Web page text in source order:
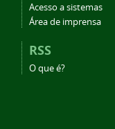
Acesso a sistemas
Área de imprensa
RSS
O que é?